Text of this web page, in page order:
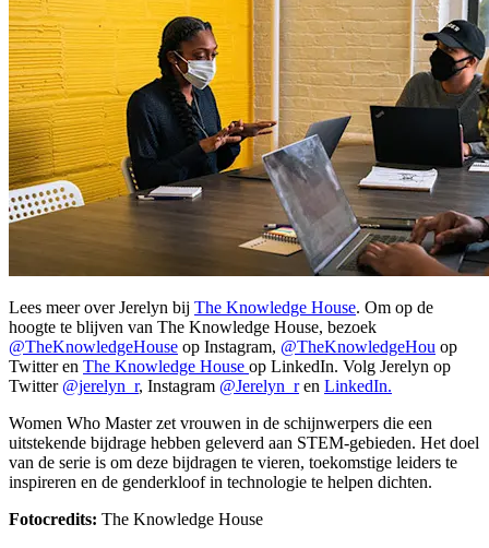
Lees meer over Jerelyn bij The Knowledge House. Om op de
hoogte te blijven van The Knowledge House, bezoek
@TheKnowledgeHouse op Instagram, @TheKnowledgeHou op
Twitter en The Knowledge House op LinkedIn. Volg Jerelyn op
Twitter @jerelyn_r, Instagram @Jerelyn_ren LinkedIn.
Women Who Master zet vrouwen in de schijnwerpers die een
uitstekende bijdrage hebben geleverd aan STEM-gebieden. Het doel
van de serie is om deze bijdragen te vieren, toekomstige leiders te
inspireren en de genderkloof in technologie te helpen dichten.
Fotocredits: The Knowledge House